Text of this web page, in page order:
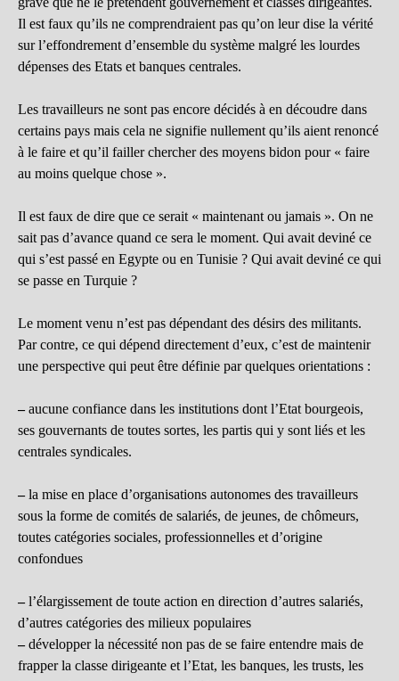
Il est faux qu’ils ne comprendraient pas qu’on leur dise la vérité
sur l’effondrement d’ensemble du système malgré les lourdes
dépenses des Etats et banques centrales.
Les travailleurs ne sont pas encore décidés à en découdre dans
certains pays mais cela ne signifie nullement qu’ils aient renoncé
à le faire et qu’il failler chercher des moyens bidon pour « faire
au moins quelque chose ».
Il est faux de dire que ce serait « maintenant ou jamais ». On ne
sait pas d’avance quand ce sera le moment. Qui avait deviné ce
qui s’est passé en Egypte ou en Tunisie ? Qui avait deviné ce qui
se passe en Turquie ?
Le moment venu n’est pas dépendant des désirs des militants.
Par contre, ce qui dépend directement d’eux, c’est de maintenir
une perspective qui peut être définie par quelques orientations :
–aucune confiance dans les institutions dont l’Etat bourgeois,
ses gouvernants de toutes sortes, les partis qui y sont liés et les
centrales syndicales.
–la mise en place d’organisations autonomes des travailleurs
sous la forme de comités de salariés, de jeunes, de chômeurs,
toutes catégories sociales, professionnelles et d’origine
confondues
–l’élargissement de toute action en direction d’autres salariés,
d’autres catégories des milieux populaires
–développer la nécessité non pas de se faire entendre mais de
frapper la classe dirigeante et l’Etat, les banques, les trusts, les